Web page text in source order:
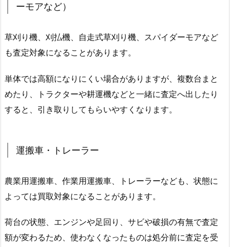
ーモアなど）
草刈り機、刈払機、自走式草刈り機、スパイダーモアなど
も査定対象になることがあります。
単体では高額になりにくい場合がありますが、複数台まと
めたり、トラクターや耕運機などと一緒に査定へ出したり
すると、引き取りしてもらいやすくなります。
運搬車・トレーラー
農業用運搬車、作業用運搬車、トレーラーなども、状態に
よっては買取対象になることがあります。
荷台の状態、エンジンや足回り、サビや破損の有無で査定
額が変わるため、使わなくなったものは処分前に査定を受